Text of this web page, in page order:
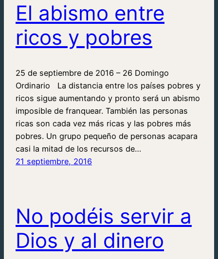
El abismo entre
ricos y pobres
25 de septiembre de 2016 – 26 Domingo
Ordinario La distancia entre los países pobres y
ricos sigue aumentando y pronto será un abismo
imposible de franquear. También las personas
ricas son cada vez más ricas y las pobres más
pobres. Un grupo pequeño de personas acapara
casi la mitad de los recursos de…
21 septiembre, 2016
No podéis servir a
Dios y al dinero